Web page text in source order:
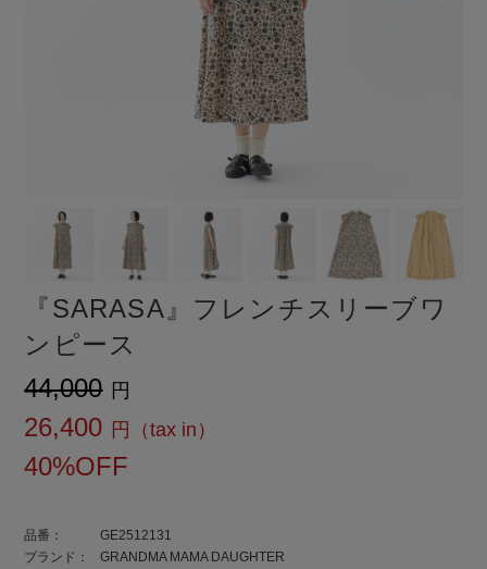
『SARASA』フレンチスリーブワ
ンピース
¥44,000
¥26,400
40%OFF
品番：
GE2512131
ブランド：
GRANDMA MAMA DAUGHTER